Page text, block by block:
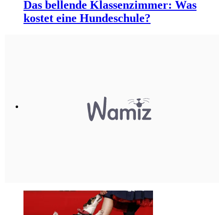
Das bellende Klassenzimmer: Was
kostet eine Hundeschule?